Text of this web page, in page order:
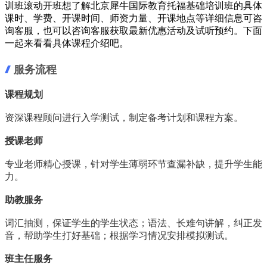
训班滚动开班想了解北京犀牛国际教育托福基础培训班的具体
课时、学费、开课时间、师资力量、开课地点等详细信息可咨
询客服，也可以咨询客服获取最新优惠活动及试听预约。下面
一起来看看具体课程介绍吧。
服务流程
课程规划
资深课程顾问进行入学测试，制定备考计划和课程方案。
授课老师
专业老师精心授课，针对学生薄弱环节查漏补缺，提升学生能
力。
助教服务
词汇抽测，保证学生的学生状态；语法、长难句讲解，纠正发
音，帮助学生打好基础；根据学习情况安排模拟测试。
班主任服务